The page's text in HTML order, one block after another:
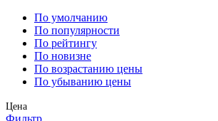
По умолчанию
По популярности
По рейтингу
По новизне
По возрастанию цены
По убыванию цены
Цена
Фильтр